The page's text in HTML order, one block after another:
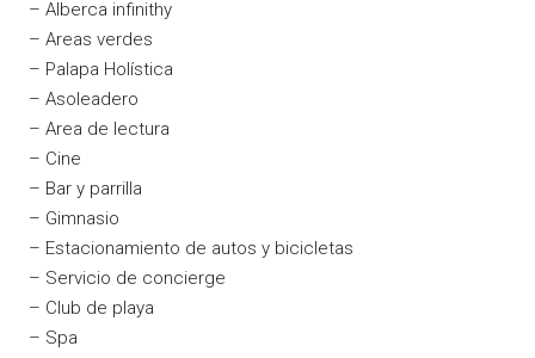
– Alberca infinithy
– Areas verdes
– Palapa Holística
– Asoleadero
– Area de lectura
– Cine
– Bar y parrilla
– Gimnasio
– Estacionamiento de autos y bicicletas
– Servicio de concierge
– Club de playa
– Spa